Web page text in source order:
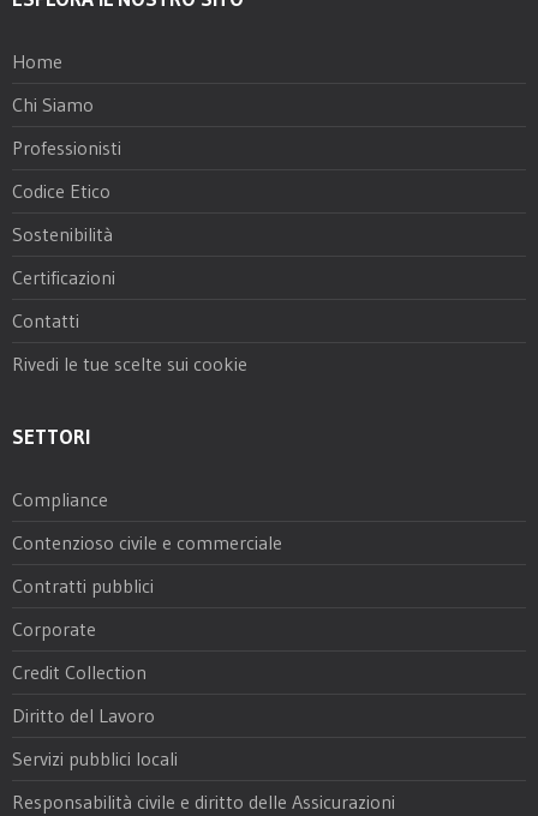
Home
Chi Siamo
Professionisti
Codice Etico
Sostenibilità
Certificazioni
Contatti
Rivedi le tue scelte sui cookie
SETTORI
Compliance
Contenzioso civile e commerciale
Contratti pubblici
Corporate
Credit Collection
Diritto del Lavoro
Servizi pubblici locali
Responsabilità civile e diritto delle Assicurazioni